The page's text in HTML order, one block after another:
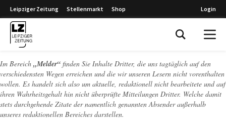
Leipziger Zeitung Stellenmarkt Shop Login
Im Bereich „Melder“ finden Sie Inhalte Dritter, die uns tagtäglich auf den
verschiedensten Wegen erreichen und die wir unseren Lesern nicht vorenthalten
wollen. Es handelt sich also um aktuelle, redaktionell nicht bearbeitete und auf
ihren Wahrheitsgehalt hin nicht überprüfte Mitteilungen Dritter. Welche damit
stets durchgehende Zitate der namentlich genannten Absender außerhalb
unseres redaktionellen Bereiches darstellen.